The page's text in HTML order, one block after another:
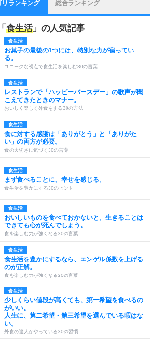
リランキング 総合ランキング
「 食生活」の人気記事
食生活
お菓子の最後の1つには、特別な力が宿ってい
る。
ユニークな視点で食生活を楽しむ30の言葉
食生活
レストランで「ハッピーバースデー」の歌声が聞
こえてきたときのマナー。
おいしく楽しく外食をする30の方法
食生活
食に対する感謝は「ありがとう」と「ありがた
い」の両方が必要。
食の大切さに気づく30の言葉
食生活
まず食べることに、幸せを感じる。
食生活を豊かにする30のヒント
食生活
おいしいものを食べておかないと、生きることは
できても心が死んでしまう。
食を楽しむ力が強くなる30の言葉
食生活
食生活を豊かにするなら、エンゲル係数を上げる
のが正解。
食を楽しむ力が強くなる30の言葉
食生活
少しくらい値段が高くても、第一希望を食べるの
がいい。
人生に、第二希望・第三希望を選んでいる暇はな
い。
外食の達人がやっている30の習慣